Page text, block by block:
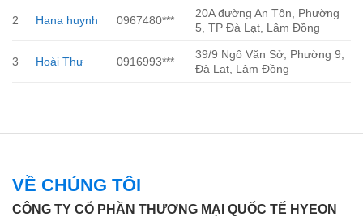
2 Hana huynh 0967480***
20A đường An Tôn, Phường
5, TP Đà Lạt, Lâm Đồng
3 Hoài Thư 0916993***
39/9 Ngô Văn Sở, Phường 9,
Đà Lạt, Lâm Đồng
VỀ CHÚNG TÔI
CÔNG TY CỔ PHẦN THƯƠNG MẠI QUỐC TẾ HYEON